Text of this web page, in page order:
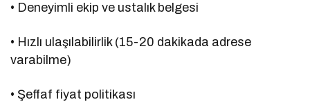
• Deneyimli ekip ve ustalık belgesi
• Hızlı ulaşılabilirlik (15-20 dakikada adrese
varabilme)
• Şeffaf fiyat politikası